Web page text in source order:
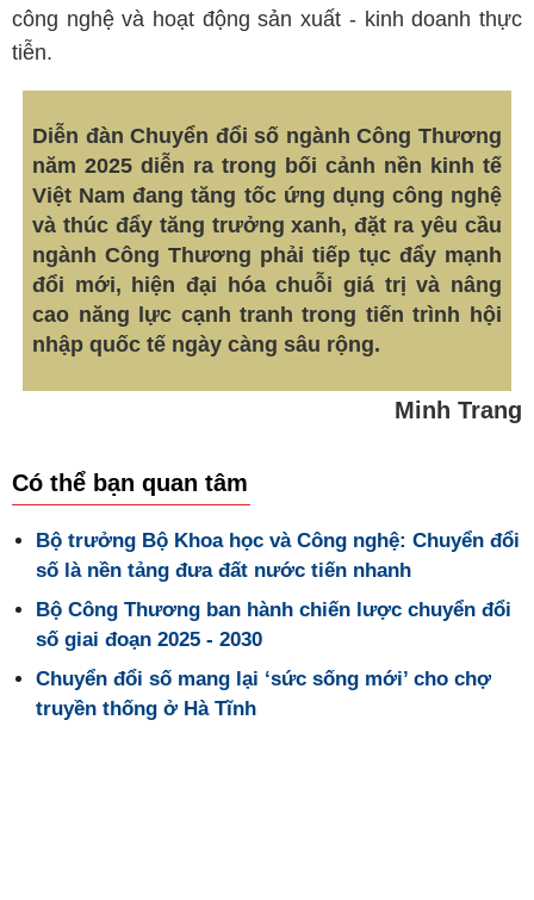
công nghệ và hoạt động sản xuất - kinh doanh thực
tiễn.
Diễn đàn Chuyển đổi số ngành Công Thương
năm 2025 diễn ra trong bối cảnh nền kinh tế
Việt Nam đang tăng tốc ứng dụng công nghệ
và thúc đẩy tăng trưởng xanh, đặt ra yêu cầu
ngành Công Thương phải tiếp tục đẩy mạnh
đổi mới, hiện đại hóa chuỗi giá trị và nâng
cao năng lực cạnh tranh trong tiến trình hội
nhập quốc tế ngày càng sâu rộng.
Minh Trang
Có thể bạn quan tâm
Bộ trưởng Bộ Khoa học và Công nghệ: Chuyển đổi
số là nền tảng đưa đất nước tiến nhanh
Bộ Công Thương ban hành chiến lược chuyển đổi
số giai đoạn 2025 - 2030
Chuyển đổi số mang lại ‘sức sống mới’ cho chợ
truyền thống ở Hà Tĩnh